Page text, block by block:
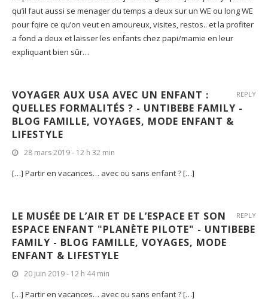
qu’il faut aussi se menager du temps a deux sur un WE ou long WE
pour fqire ce qu’on veut en amoureux, visites, restos.. et la profiter
a fond a deux et laisser les enfants chez papi/mamie en leur
expliquant bien sûr…
VOYAGER AUX USA AVEC UN ENFANT :
QUELLES FORMALITÉS ? - UNTIBEBE FAMILY -
BLOG FAMILLE, VOYAGES, MODE ENFANT &
LIFESTYLE
28 mars 2019 - 12 h 32 min
[…] Partir en vacances… avec ou sans enfant ? […]
REPLY
LE MUSÉE DE L’AIR ET DE L’ESPACE ET SON
ESPACE ENFANT "PLANÈTE PILOTE" - UNTIBEBE
FAMILY - BLOG FAMILLE, VOYAGES, MODE
ENFANT & LIFESTYLE
20 juin 2019 - 12 h 44 min
[…] Partir en vacances… avec ou sans enfant ? […]
REPLY